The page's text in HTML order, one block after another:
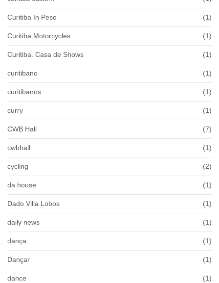
Curitiba In Peso (1)
Curitiba Motorcycles (1)
Curitiba. Casa de Shows (1)
curitibano (1)
curitibanos (1)
curry (1)
CWB Hall (7)
cwbhall (1)
cycling (2)
da house (1)
Dado Villa Lobos (1)
daily news (1)
dança (1)
Dançar (1)
dance (1)